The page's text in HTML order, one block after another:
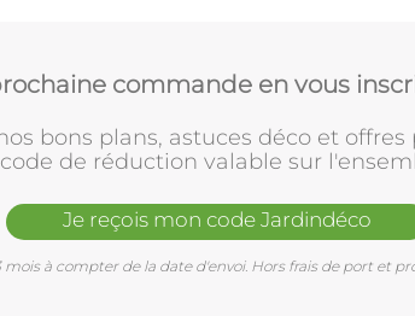
commande en vous
bons plans, astuces déco et
de réduction valable sur
Je reçois mon code Jardindéco
mois à compter de la date d'envoi. Hors frais de port et